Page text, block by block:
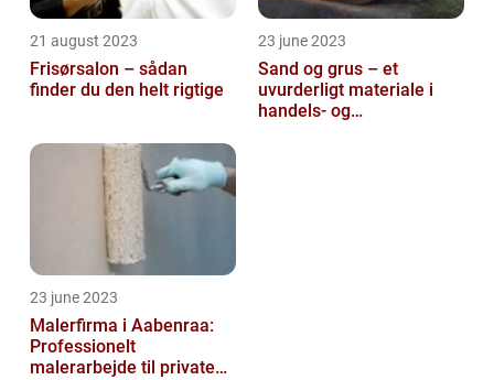
21 august 2023
Frisørsalon – sådan
finder du den helt rigtige
23 june 2023
Sand og grus – et
uvurderligt materiale i
handels- og
23 june 2023
Malerfirma i Aabenraa:
Professionelt
malerarbejde til private